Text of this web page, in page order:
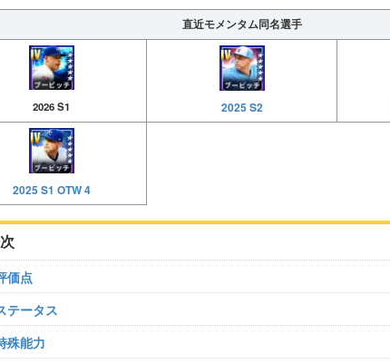
直近モメンタム同名選手
2026 S1 2025 S2
2025 S1 OTW 4
価点
テータス
殊能力